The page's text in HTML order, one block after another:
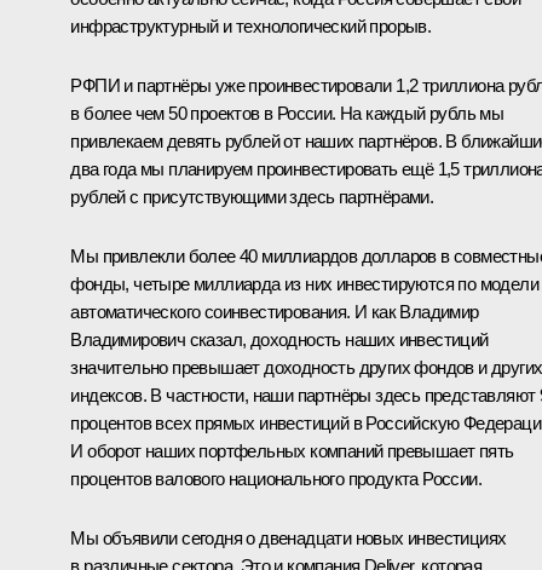
инфраструктурный и технологический прорыв.
РФПИ и партнёры уже проинвестировали 1,2 триллиона
в более чем 50 проектов в России. На каждый рубль мы
привлекаем девять рублей от наших партнёров. В
два года мы планируем проинвестировать ещё 1,5
рублей с присутствующими здесь партнёрами.
Мы привлекли более 40 миллиардов долларов в
фонды, четыре миллиарда из них инвестируются по модели
автоматического соинвестирования. И как Владимир
Владимирович сказал, доходность наших инвестиций
значительно превышает доходность других фондов и других
индексов. В частности, наши партнёры здесь представляют
процентов всех прямых инвестиций в Российскую
И оборот наших портфельных компаний превышает пять
процентов валового национального продукта России.
Мы объявили сегодня о двенадцати новых инвестициях
в различные сектора. Это и компания Deliver, которая